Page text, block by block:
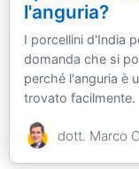
l'anguria?
I porcellini d'India
domanda che si
perché l'anguria è
trovato facilmente.
dott. Marco